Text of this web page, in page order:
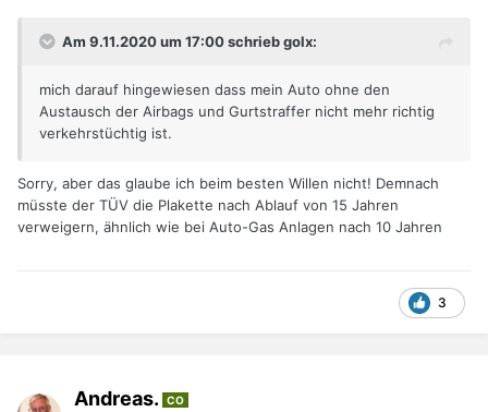
Am 9.11.2020 um 17:00 schrieb golx:
mich darauf hingewiesen dass mein Auto ohne den
Austausch der Airbags und Gurtstraffer nicht mehr richtig
verkehrstüchtig ist.
Sorry, aber das glaube ich beim besten Willen nicht! Demnach
müsste der TÜV die Plakette nach Ablauf von 15 Jahren
verweigern, ähnlich wie bei Auto-Gas Anlagen nach 10 Jahren
3
Andreas. CO